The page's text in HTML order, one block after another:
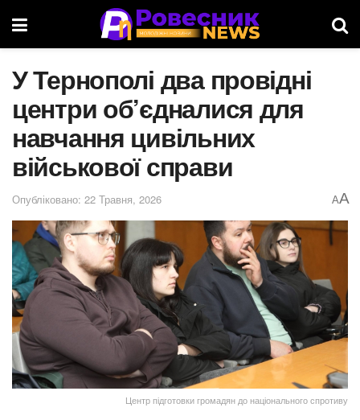
У Тернополі два провідні
центри об’єдналися для
навчання цивільних
військової справи
Опубліковано: 22 Травня, 2026 AA
Центр підготовки громадян до національного спротиву